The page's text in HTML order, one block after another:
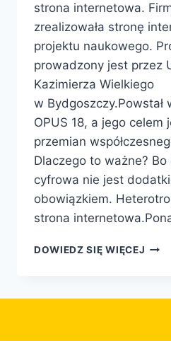
strona internetowa.
zrealizowała stronę
projektu naukowego.
prowadzony jest przez
Kazimierza Wielkiego
w Bydgoszczy.Powstał
OPUS 18, a jego celem
przemian
Dlaczego to ważne?
cyfrowa nie jest
obowiązkiem.
strona
DOWIEDZ SIĘ WIĘCEJ